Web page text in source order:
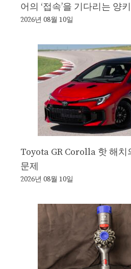
어의 ‘접속’을 기다리는 양
2026년 08월 10일
Toyota GR Corolla 핫 해치
문제
2026년 08월 10일